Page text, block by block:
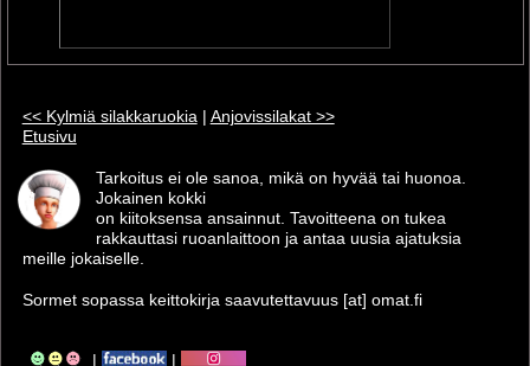
<< Kylmiä silakkaruokia| Anjovissilakat >>
Etusivu
Tarkoitus ei ole sanoa, mikä on hyvää tai huonoa.
Jokainen kokki
on kiitoksensa ansainnut. Tavoitteena on tukea
rakkauttasi ruoanlaittoon ja antaa uusia ajatuksia
meille jokaiselle.
Sormet sopassa keittokirja saavutettavuus [at] omat.fi